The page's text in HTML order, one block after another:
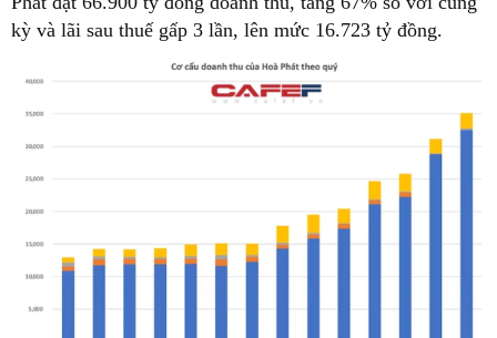
kỳ và lãi sau thuế gấp 3 lần, lên mức 16.723 tỷ đồng.